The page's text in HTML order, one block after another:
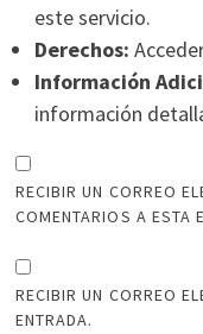
este servicio.
Derechos:
Información
información
RECIBIR UN CORREO
COMENTARIOS A ESTA
RECIBIR UN CORREO
ENTRADA.